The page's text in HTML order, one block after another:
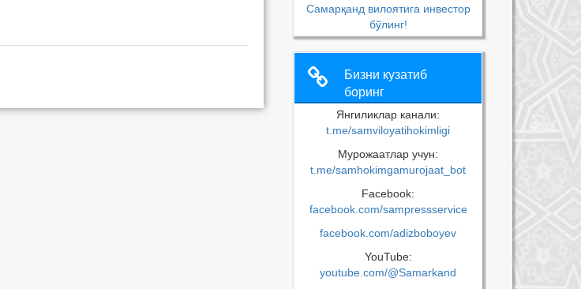
Самарқанд вилоятига инвестор
бўлинг!
Бизни кузатиб
боринг
Янгиликлар канали:
t.me/samviloyatihokimligi
Мурожаатлар учун:
t.me/samhokimgamurojaat_bot
Facebook:
facebook.com/sampressservice
facebook.com/adizboboyev
YouTube:
youtube.com/@Samarkand